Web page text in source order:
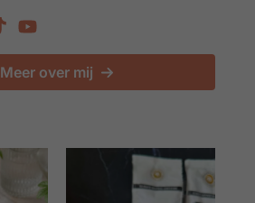
Meer over mij